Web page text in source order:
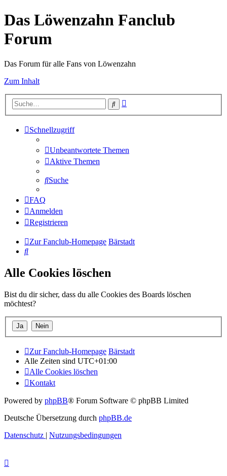
Das Löwenzahn Fanclub
Forum
Das Forum für alle Fans von Löwenzahn
Zum Inhalt
Suche
Schnellzugriff
Unbeantwortete Themen
Aktive Themen
Suche
FAQ
Anmelden
Registrieren
Zur Fanclub-Homepage Bärstadt
Suche
Alle Cookies löschen
Bist du dir sicher, dass du alle Cookies des Boards löschen
möchtest?
Zur Fanclub-Homepage Bärstadt
Alle Zeiten sind UTC+01:00
Alle Cookies löschen
Kontakt
Powered by phpBB® Forum Software © phpBB Limited
Deutsche Übersetzung durch phpBB.de
Datenschutz | Nutzungsbedingungen